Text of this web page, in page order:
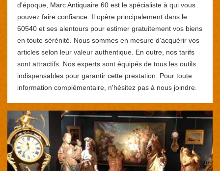
d'époque, Marc Antiquaire 60 est le spécialiste à qui vous
pouvez faire confiance. Il opère principalement dans le
60540 et ses alentours pour estimer gratuitement vos biens
en toute sérénité. Nous sommes en mesure d'acquérir vos
articles selon leur valeur authentique. En outre, nos tarifs
sont attractifs. Nos experts sont équipés de tous les outils
indispensables pour garantir cette prestation. Pour toute
information complémentaire, n'hésitez pas à nous joindre.